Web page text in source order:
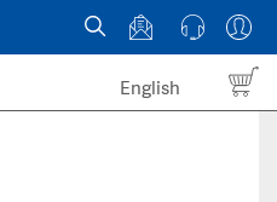
English